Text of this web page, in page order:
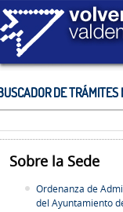
DE TRÁMITES
Sobre la Sede
Ordenanza de
del Ayuntamiento